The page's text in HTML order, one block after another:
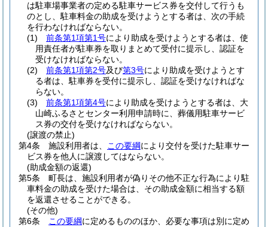
は駐車場事業者の定める駐車サービス券を交付して行うも
のとし、駐車料金の助成を受けようとする者は、次の手続
を行わなければならない。
(1)
前条第1項第1号により助成を受けようとする者は、使
用責任者が駐車券を取りまとめて受付に提示し、認証を
受けなければならない。
(2)
前条第1項第2号及び第3号により助成を受けようとす
る者は、駐車券を受付に提示し、認証を受けなければな
らない。
(3)
前条第1項第4号により助成を受けようとする者は、大
山崎ふるさとセンター利用申請時に、葬儀用駐車サービ
ス券の交付を受けなければならない。
(譲渡の禁止)
第4条
施設利用者は、 この要綱により交付を受けた駐車サー
ビス券を他人に譲渡してはならない。
(助成金額の返還)
第5条
町長は、施設利用者が偽りその他不正な行為により駐
車料金の助成を受けた場合は、その助成金額に相当する額
を返還させることができる。
(その他)
第6条
この要綱に定めるもののほか、必要な事項は別に定め